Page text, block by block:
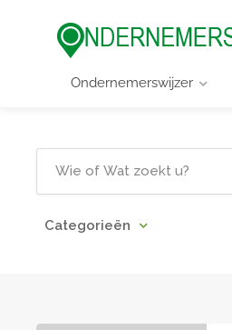
Ondernemerswijzer
Categorieën